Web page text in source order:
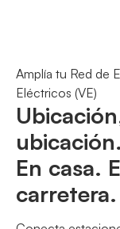
Amplía tu Red de
Eléctricos (VE)
ubicación.
En casa.